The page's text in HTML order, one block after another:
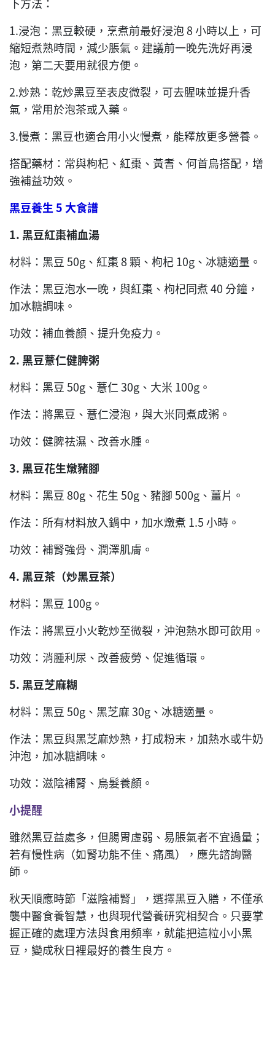
1.浸泡：黑豆較硬，烹煮前最好浸泡 8 小時以上，可
縮短煮熟時間，減少脹氣。建議前一晚先洗好再浸
泡，第二天要用就很方便。
2.炒熟：乾炒黑豆至表皮微裂，可去腥味並提升香
氣，常用於泡茶或入藥。
3.慢煮：黑豆也適合用小火慢煮，能釋放更多營養。
搭配藥材：常與枸杞、紅棗、黃耆、何首烏搭配，增
強補益功效。
黑豆養生5 大食譜
1. 黑豆紅棗補血湯
材料：黑豆 50g、紅棗 8 顆、枸杞 10g、冰糖適量。
作法：黑豆泡水一晚，與紅棗、枸杞同煮 40 分鐘，
加冰糖調味。
功效：補血養顏、提升免疫力。
2. 黑豆薏仁健脾粥
材料：黑豆 50g、薏仁 30g、大米 100g。
作法：將黑豆、薏仁浸泡，與大米同煮成粥。
功效：健脾祛濕、改善水腫。
3. 黑豆花生燉豬腳
材料：黑豆 80g、花生 50g、豬腳 500g、薑片。
作法：所有材料放入鍋中，加水燉煮 1.5 小時。
功效：補腎強骨、潤澤肌膚。
4. 黑豆茶（炒黑豆茶）
材料：黑豆 100g。
作法：將黑豆小火乾炒至微裂，沖泡熱水即可飲用。
功效：消腫利尿、改善疲勞、促進循環。
5. 黑豆芝麻糊
材料：黑豆 50g、黑芝麻 30g、冰糖適量。
作法：黑豆與黑芝麻炒熟，打成粉末，加熱水或牛奶
沖泡，加冰糖調味。
功效：滋陰補腎、烏髮養顏。
小提醒
雖然黑豆益處多，但腸胃虛弱、易脹氣者不宜過量；
若有慢性病（如腎功能不佳、痛風），應先諮詢醫
師。
秋天順應時節「滋陰補腎」，選擇黑豆入膳，不僅承
襲中醫食養智慧，也與現代營養研究相契合。只要掌
握正確的處理方法與食用頻率，就能把這粒小小黑
豆，變成秋日裡最好的養生良方。